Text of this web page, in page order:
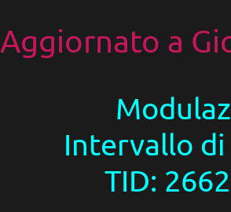
Aggiornato a
Intervallo di
TID: